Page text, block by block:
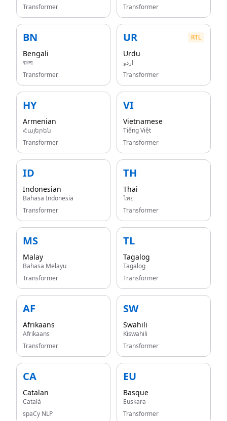
Transformer Transformer
BN
Bengali
বাংলা
Transformer
UR RTL
Urdu
اردو
Transformer
HY
Armenian
Հայերեն
Transformer
VI
Vietnamese
Tiếng Việt
Transformer
ID
Indonesian
Bahasa Indonesia
Transformer
TH
Thai
ไทย
Transformer
MS
Malay
Bahasa Melayu
Transformer
TL
Tagalog
Tagalog
Transformer
AF
Afrikaans
Afrikaans
Transformer
SW
Swahili
Kiswahili
Transformer
CA
Catalan
Català
spaCy NLP
EU
Basque
Euskara
Transformer